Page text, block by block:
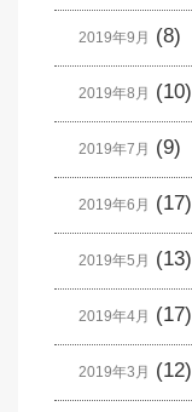
2019年9月 (8)
2019年8月 (10)
2019年7月 (9)
2019年6月 (17)
2019年5月 (13)
2019年4月 (17)
2019年3月 (12)